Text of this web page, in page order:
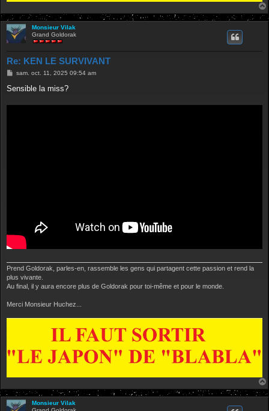
Monsieur Vilak
Grand Goldorak
Re: KEN LE SURVIVANT
M
s
sam. oct. 11, 2025 09:54 am
Sensible la miss?
Prend Goldorak, parles-en, rassemble les gens qui partagent cette passion et rend la
plus vivante.
Au final, il y aura encore plus de Goldorak pour toi-même et pour le monde.
Merci Monsieur Huchez...
Monsieur Vilak